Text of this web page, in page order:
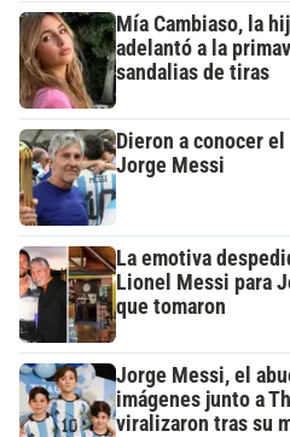
Mía Cambiaso, la
adelantó a la
sandalias de tiras
Dieron a conocer
Jorge Messi
La emotiva
Lionel Messi para
que tomaron
Jorge Messi, el
imágenes junto a
viralizaron tras su